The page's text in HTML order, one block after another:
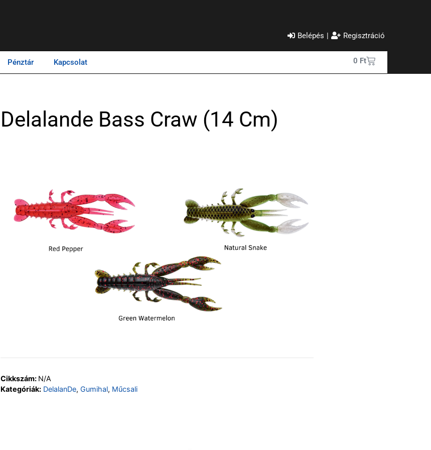
Belépés | Regisztráció
Pénztár Kapcsolat 0 Ft
Delalande Bass Craw (14 Cm)
Cikkszám: N/A
Kategóriák: DelalanDe, Gumihal, Műcsali